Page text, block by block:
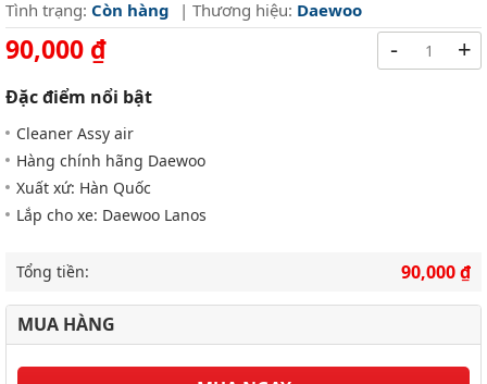
Tình trạng: Còn hàng | Thương hiệu: Daewoo
90,000 ₫
Đặc điểm nổi bật
Cleaner Assy air
Hàng chính hãng Daewoo
Xuất xứ: Hàn Quốc
Lắp cho xe: Daewoo Lanos
- +
Tổng tiền: 90,000 ₫
MUA HÀNG